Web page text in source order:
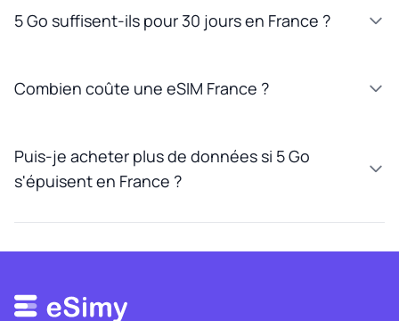
5 Go suffisent-ils pour 30 jours en France ?
Combien coûte une eSIM France ?
Puis-je acheter plus de données si 5 Go
s'épuisent en France ?